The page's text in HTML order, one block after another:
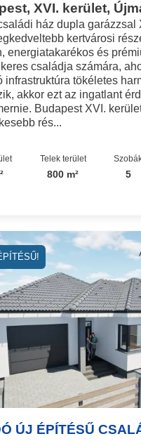
XVI. kerület,
ház dupla garázzsal
kertvárosi
energiatakarékos és
családja számára,
infrastruktúra tökéletes
akkor ezt az ingatlant
Budapest XVI.
rés...
Telek terület
800 m² 5
ÚJ ÉPÍTÉSŰ